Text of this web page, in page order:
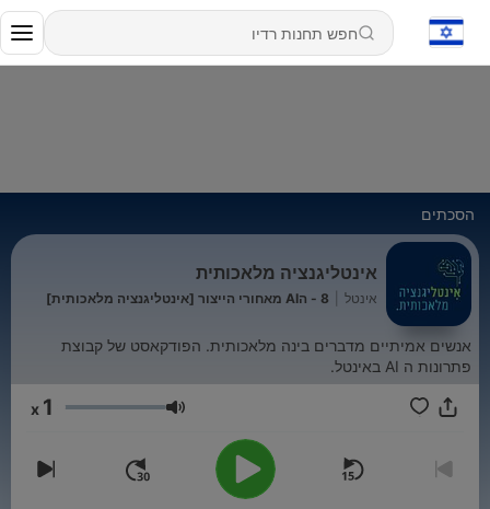
הסכתים
אינטליגנציה מלאכותית
אינטל 8 - הAI מאחורי הייצור [אינטליגנציה מלאכותית]
אנשים אמיתיים מדברים בינה מלאכותית. הפודקאסט של קבוצת
פתרונות ה AI באינטל.
עוצמת שמע 1